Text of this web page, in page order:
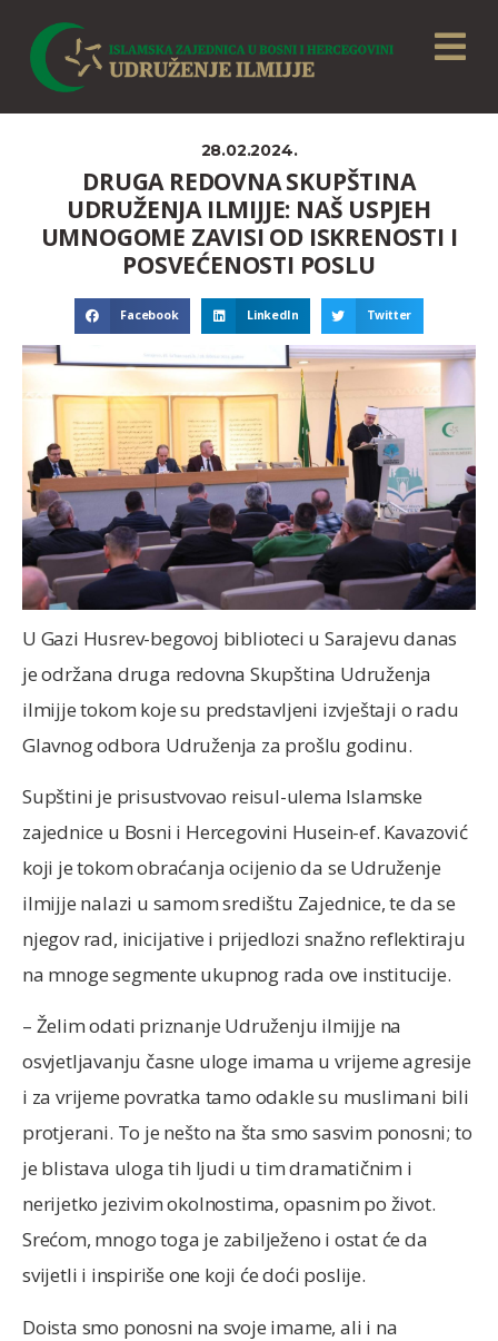
28.02.2024.
DRUGA REDOVNA SKUPŠTINA
UDRUŽENJA ILMIJJE: NAŠ USPJEH
UMNOGOME ZAVISI OD ISKRENOSTI I
POSVEĆENOSTI POSLU
Facebook LinkedIn Twitter
U Gazi Husrev-begovoj biblioteci u Sarajevu danas
je održana druga redovna Skupština Udruženja
ilmijje tokom koje su predstavljeni izvještaji o radu
Glavnog odbora Udruženja za prošlu godinu.
Supštini je prisustvovao reisul-ulema Islamske
zajednice u Bosni i Hercegovini Husein-ef. Kavazović
koji je tokom obraćanja ocijenio da se Udruženje
ilmijje nalazi u samom središtu Zajednice, te da se
njegov rad, inicijative i prijedlozi snažno reflektiraju
na mnoge segmente ukupnog rada ove institucije.
– Želim odati priznanje Udruženju ilmijje na
osvjetljavanju časne uloge imama u vrijeme agresije
i za vrijeme povratka tamo odakle su muslimani bili
protjerani. To je nešto na šta smo sasvim ponosni; to
je blistava uloga tih ljudi u tim dramatičnim i
nerijetko jezivim okolnostima, opasnim po život.
Srećom, mnogo toga je zabilježeno i ostat će da
svijetli i inspiriše one koji će doći poslije.
Doista smo ponosni na svoje imame, ali i na